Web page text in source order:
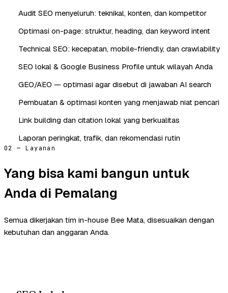
Audit SEO menyeluruh: teknikal, konten, dan kompetitor
Optimasi on-page: struktur, heading, dan keyword intent
Technical SEO: kecepatan, mobile-friendly, dan crawlability
SEO lokal & Google Business Profile untuk wilayah Anda
GEO/AEO — optimasi agar disebut di jawaban AI search
Pembuatan & optimasi konten yang menjawab niat pencari
Link building dan citation lokal yang berkualitas
Laporan peringkat, trafik, dan rekomendasi rutin
02 — Layanan
Yang bisa kami bangun untuk
Anda di Pemalang
Semua dikerjakan tim in-house Bee Mata, disesuaikan dengan
kebutuhan dan anggaran Anda.